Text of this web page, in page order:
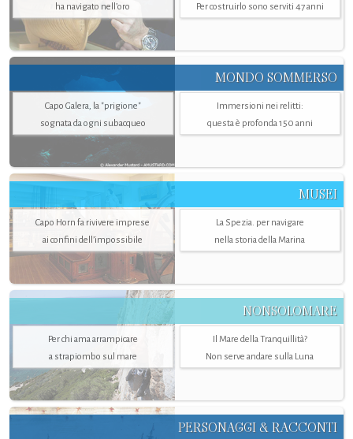
ha navigato nell’oro
Per costruirlo sono serviti 47 anni
MONDO SOMMERSO
Capo Galera, la "prigione"
sognata da ogni subacqueo
Immersioni nei relitti:
questa è profonda 150 anni
MUSEI
Capo Horn fa rivivere imprese
ai confini dell’impossibile
La Spezia. per navigare
nella storia della Marina
NONSOLOMARE
Per chi ama arrampicare
a strapiombo sul mare
Il Mare della Tranquillità?
Non serve andare sulla Luna
PERSONAGGI & RACCONTI